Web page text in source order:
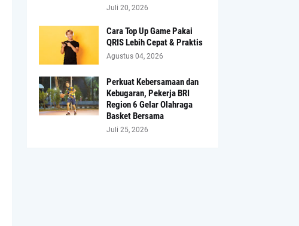
Juli 20, 2026
Cara Top Up Game Pakai
QRIS Lebih Cepat & Praktis
Agustus 04, 2026
Perkuat Kebersamaan dan
Kebugaran, Pekerja BRI
Region 6 Gelar Olahraga
Basket Bersama
Juli 25, 2026